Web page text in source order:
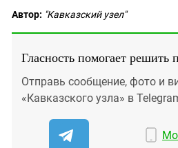
Автор: "Кавказский узел"
Гласность помогает решить
Отправь сообщение, фото и
«Кавказского узла» в